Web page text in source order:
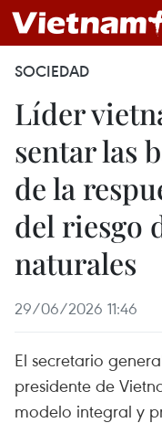
SOCIEDAD
Líder
sentar las
de la
del riesgo
naturales
29/06/2026 11:46
El secretario
presidente de
modelo integral y